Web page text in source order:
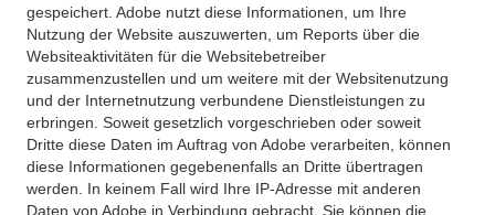
gespeichert. Adobe nutzt diese Informationen, um Ihre
Nutzung der Website auszuwerten, um Reports über die
Websiteaktivitäten für die Websitebetreiber
zusammenzustellen und um weitere mit der Websitenutzung
und der Internetnutzung verbundene Dienstleistungen zu
erbringen. Soweit gesetzlich vorgeschrieben oder soweit
Dritte diese Daten im Auftrag von Adobe verarbeiten, können
diese Informationen gegebenenfalls an Dritte übertragen
werden. In keinem Fall wird Ihre IP-Adresse mit anderen
Daten von Adobe in Verbindung gebracht. Sie können die